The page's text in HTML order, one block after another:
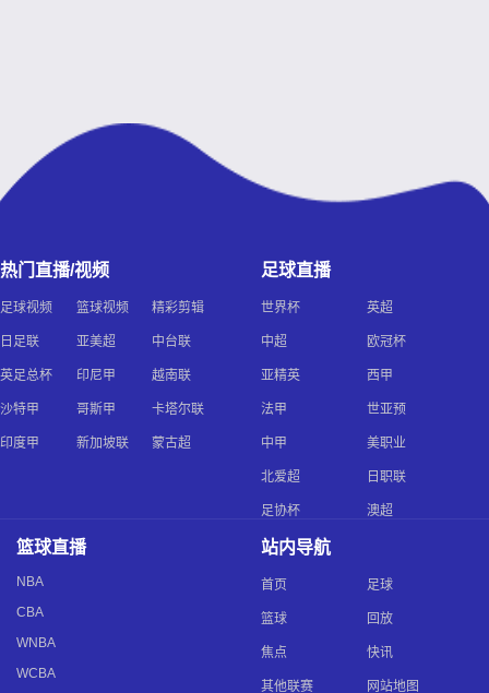
热门直播/视频
足球视频 篮球视频 精彩剪辑
日足联 亚美超 中台联
英足总杯 印尼甲 越南联
沙特甲 哥斯甲 卡塔尔联
印度甲 新加坡联 蒙古超
足球直播
世界杯 英超
中超 欧冠杯
亚精英 西甲
法甲 世亚预
中甲 美职业
北爱超 日职联
足协杯 澳超
篮球直播
NBA
CBA
WNBA
WCBA
站内导航
首页 足球
篮球 回放
焦点 快讯
其他联赛 网站地图